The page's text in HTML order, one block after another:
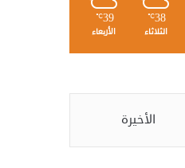
38
℃
الثلاثاء
39
℃
الأربعاء
الأخيرة